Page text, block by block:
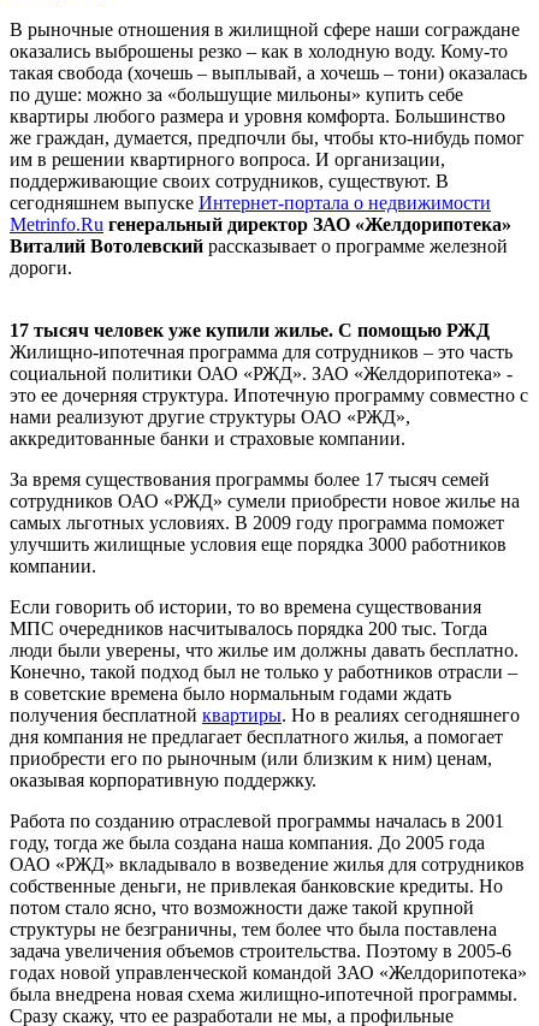
В рыночные отношения в жилищной сфере наши сограждане
оказались выброшены резко – как в холодную воду. Кому-то
такая свобода (хочешь – выплывай, а хочешь – тони) оказалась
по душе: можно за «большущие мильоны» купить себе
квартиры любого размера и уровня комфорта. Большинство
же граждан, думается, предпочли бы, чтобы кто-нибудь помог
им в решении квартирного вопроса. И организации,
поддерживающие своих сотрудников, существуют. В
сегодняшнем выпуске Интернет-портала о недвижимости
Metrinfo.Ru генеральный директор ЗАО «Желдорипотека»
Виталий Вотолевский рассказывает о программе железной
дороги.
17 тысяч человек уже купили жилье. С помощью РЖД
Жилищно-ипотечная программа для сотрудников – это часть
социальной политики ОАО «РЖД». ЗАО «Желдорипотека» -
это ее дочерняя структура. Ипотечную программу совместно с
нами реализуют другие структуры ОАО «РЖД»,
аккредитованные банки и страховые компании.
За время существования программы более 17 тысяч семей
сотрудников ОАО «РЖД» сумели приобрести новое жилье на
самых льготных условиях. В 2009 году программа поможет
улучшить жилищные условия еще порядка 3000 работников
компании.
Если говорить об истории, то во времена существования
МПС очередников насчитывалось порядка 200 тыс. Тогда
люди были уверены, что жилье им должны давать бесплатно.
Конечно, такой подход был не только у работников отрасли –
в советские времена было нормальным годами ждать
получения бесплатной квартиры. Но в реалиях сегодняшнего
дня компания не предлагает бесплатного жилья, а помогает
приобрести его по рыночным (или близким к ним) ценам,
оказывая корпоративную поддержку.
Работа по созданию отраслевой программы началась в 2001
году, тогда же была создана наша компания. До 2005 года
ОАО «РЖД» вкладывало в возведение жилья для сотрудников
собственные деньги, не привлекая банковские кредиты. Но
потом стало ясно, что возможности даже такой крупной
структуры не безграничны, тем более что была поставлена
задача увеличения объемов строительства. Поэтому в 2005-6
годах новой управленческой командой ЗАО «Желдорипотека»
была внедрена новая схема жилищно-ипотечной программы.
Сразу скажу, что ее разработали не мы, а профильные